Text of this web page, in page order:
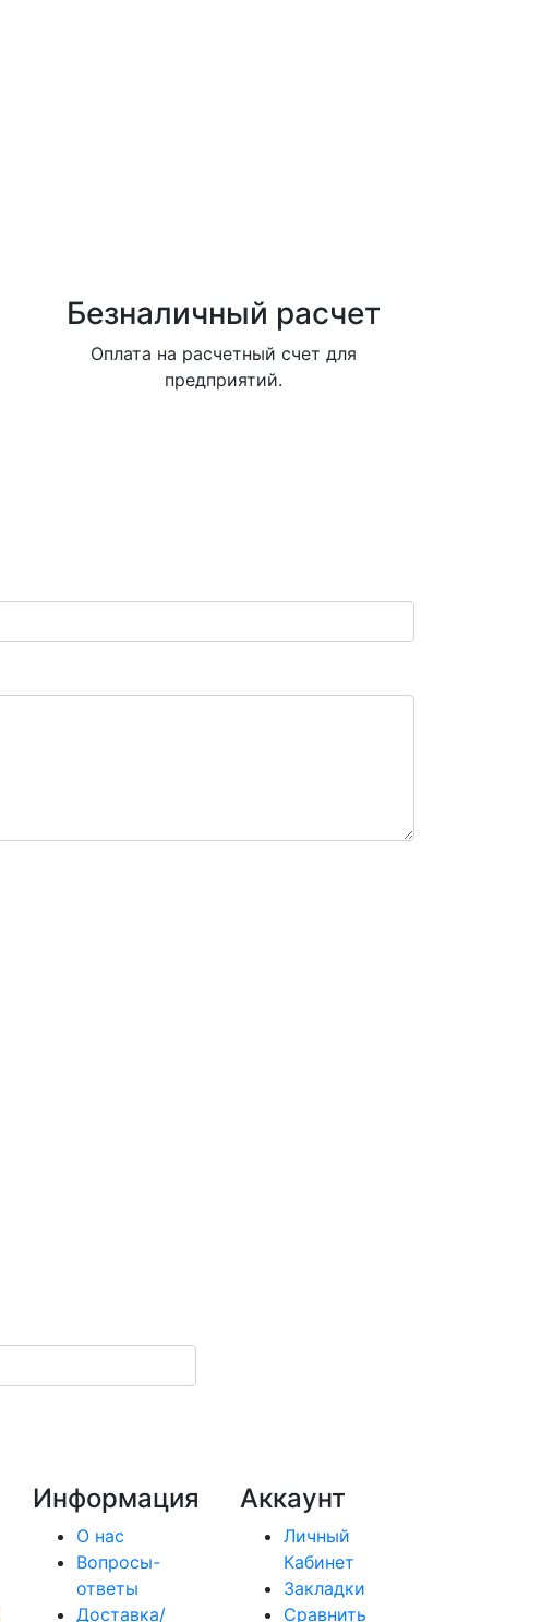
Безналичный расчет
Оплата на расчетный счет для
предприятий.
Информация
О нас
Вопросы-
ответы
Доставка/
Аккаунт
Личный
Кабинет
Закладки
Сравнить